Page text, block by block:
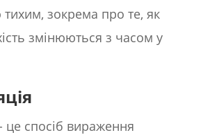
зокрема про те, як
змінюються з часом у
це спосіб вираження